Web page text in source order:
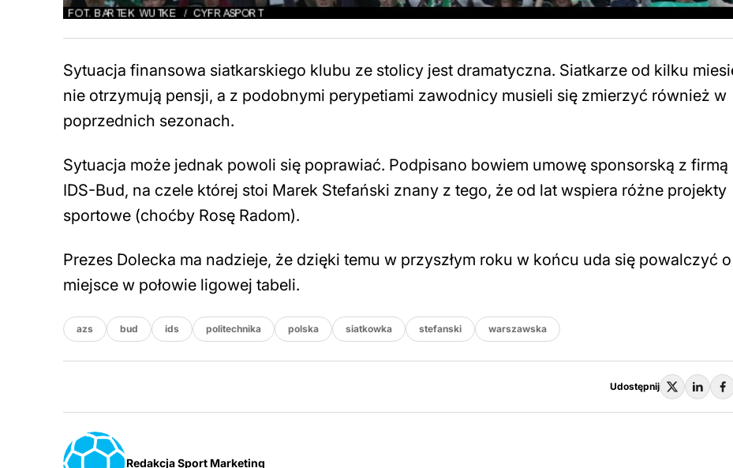
Sytuacja finansowa siatkarskiego klubu ze stolicy jest dramatyczna. Siatkarze od kilku
nie otrzymują pensji, a z podobnymi perypetiami zawodnicy musieli się zmierzyć również w
poprzednich sezonach.
Sytuacja może jednak powoli się poprawiać. Podpisano bowiem umowę sponsorską z firmą
IDS-Bud, na czele której stoi Marek Stefański znany z tego, że od lat wspiera różne projekty
sportowe (choćby Rosę Radom).
Prezes Dolecka ma nadzieje, że dzięki temu w przyszłym roku w końcu uda się powalczyć o
miejsce w połowie ligowej tabeli.
azs bud ids politechnika polska siatkowka stefanski warszawska
Udostępnij
Redakcja Sport Marketing